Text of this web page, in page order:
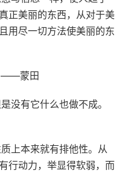
正美丽的东西，从对于美
用尽一切方法使美丽的东
——蒙田
没有它什么也做不成。
上本来就有排他性。从
行动力，举显得软弱，而